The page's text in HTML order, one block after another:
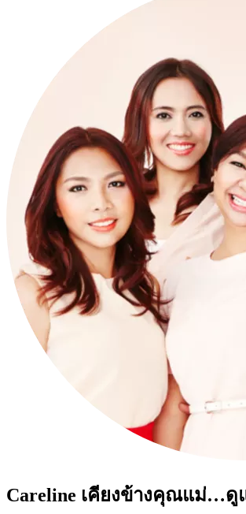
Careline เคียงข้างคุณแม่…ดู